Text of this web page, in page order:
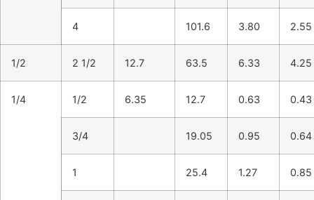
4 101.6 3.80 2.55
1/2 2 1/2 12.7 63.5 6.33 4.25
1/4 1/2 6.35 12.7 0.63 0.43
3/4 19.05 0.95 0.64
1 25.4 1.27 0.85